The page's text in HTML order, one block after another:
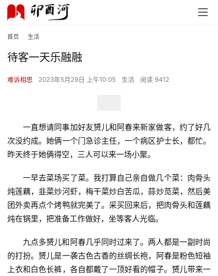
首页 生活
待客一天乐融融
难诉相思 2023年5月29日 上午10:05 生活 阅读 9412
一直想请同事加好友赟儿和阿春来新家做客，约了好几
次没约成。她俩一个门急诊主任，一个病区护士长，都忙。
昨天终于她俩得空，三人可以来一场小聚。
一早去菜场买了菜。我打算自己亲自做几个菜：肉骨头
炖莲藕，韭菜炒河虾，梅干菜炒白苦瓜，蒜炒苋菜，然后美
团外卖再点个烤鸭就完美了。采买回来后，把肉骨头和莲藕
炖在锅里，把准备工作做好，坐等客人光临。
九点多赟儿和阿春几乎同时过来了。两人都是一副时尚
的打扮。赟儿是一袭古色古香的丝绸长袍，阿春是粉色短袖
上衣和白色长裤，各自都戴了一顶好看的帽子。赟儿带来一